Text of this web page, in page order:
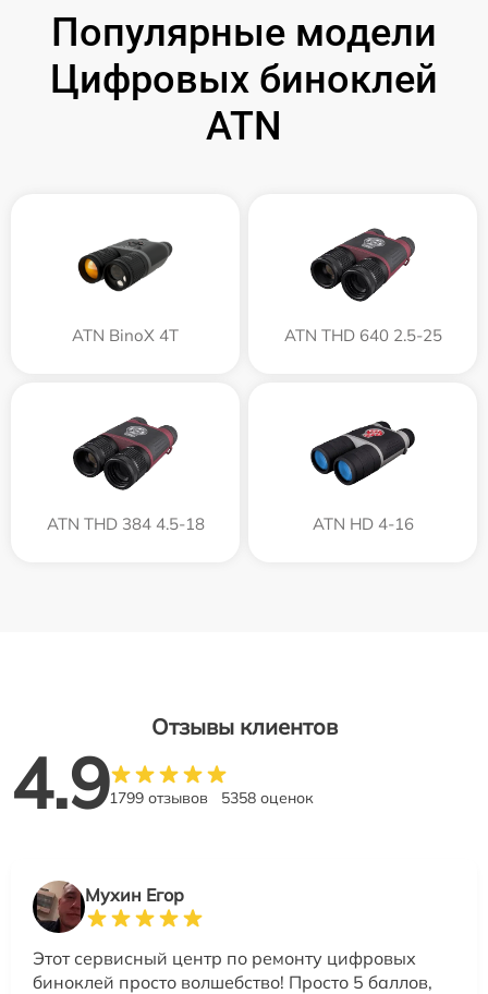
Популярные модели
Цифровых биноклей
ATN
ATN BinoX 4T ATN THD 640 2.5-25
ATN THD 384 4.5-18 ATN HD 4-16
Отзывы клиентов
4.91799 отзывов 5358 оценок
Мухин Егор
Этот сервисный центр по ремонту цифровых
биноклей просто волшебство! Просто 5 баллов,